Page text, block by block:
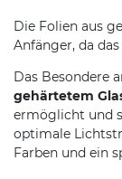
Die Folien aus
Anfänger, da
Das Besondere
gehärtetem
ermöglicht und
optimale
Farben und ein